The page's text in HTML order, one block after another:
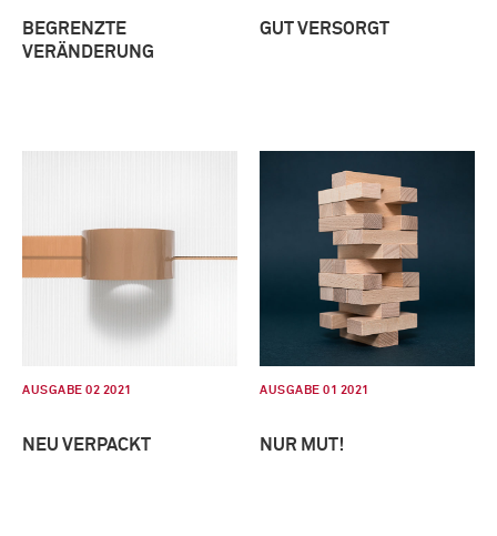
BEGRENZTE
VERÄNDERUNG
GUT VERSORGT
AUSGABE 02 2021
NEU VERPACKT
AUSGABE 01 2021
NUR MUT!